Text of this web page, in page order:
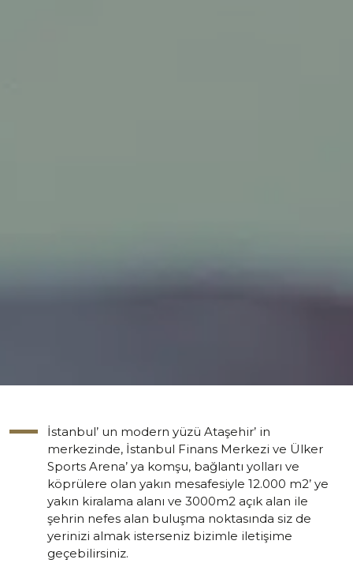
İstanbul’ un modern yüzü Ataşehir’ in
merkezinde, İstanbul Finans Merkezi ve Ülker
Sports Arena’ ya komşu, bağlantı yolları ve
köprülere olan yakın mesafesiyle 12.000 m2’ ye
yakın kiralama alanı ve 3000m2 açık alan ile
şehrin nefes alan buluşma noktasında siz de
yerinizi almak isterseniz bizimle iletişime
geçebilirsiniz.